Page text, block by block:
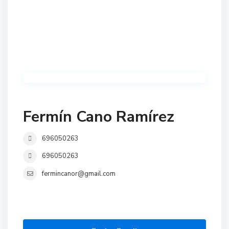
Fermín Cano Ramírez
696050263
696050263
fermincanor@gmail.com